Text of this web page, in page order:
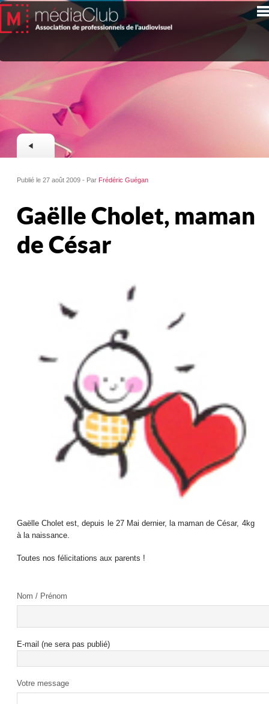
Publié le 27 août 2009 - Par Frédéric Guégan
Gaëlle Cholet, maman
de César
Gaëlle Cholet est, depuis le 27 Mai dernier, la maman de César, 4kg
à la naissance.
Toutes nos félicitations aux parents !
Nom / Prénom
E-mail (ne sera pas publié)
Votre message